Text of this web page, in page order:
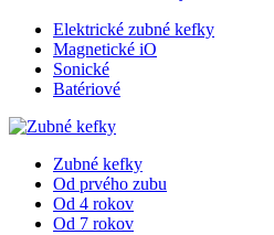
Elektrické zubné kefky
Magnetické iO
Sonické
Batériové
Zubné kefky
Od prvého zubu
Od 4 rokov
Od 7 rokov